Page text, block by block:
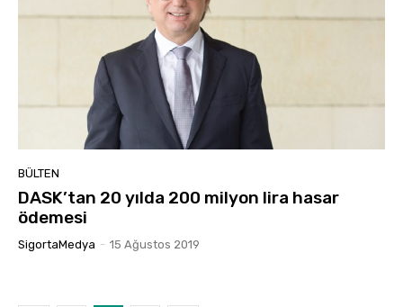
BÜLTEN
DASK’tan 20 yılda 200 milyon lira hasar
ödemesi
SigortaMedya - 15 Ağustos 2019